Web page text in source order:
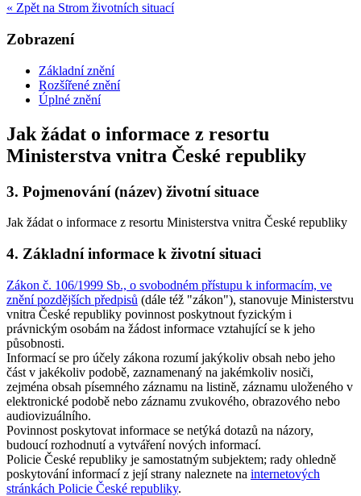
« Zpět na Strom životních situací
Zobrazení
Základní znění
Rozšířené znění
Úplné znění
Jak žádat o informace z resortu
Ministerstva vnitra České republiky
3. Pojmenování (název) životní situace
Jak žádat o informace z resortu Ministerstva vnitra České republiky
4. Základní informace k životní situaci
Zákon č. 106/1999 Sb., o svobodném přístupu k informacím, ve
znění pozdějších předpisů (dále též "zákon"), stanovuje Ministerstvu
vnitra České republiky povinnost poskytnout fyzickým i
právnickým osobám na žádost informace vztahující se k jeho
působnosti.
Informací se pro účely zákona rozumí jakýkoliv obsah nebo jeho
část v jakékoliv podobě, zaznamenaný na jakémkoliv nosiči,
zejména obsah písemného záznamu na listině, záznamu uloženého v
elektronické podobě nebo záznamu zvukového, obrazového nebo
audiovizuálního.
Povinnost poskytovat informace se netýká dotazů na názory,
budoucí rozhodnutí a vytváření nových informací.
Policie České republiky je samostatným subjektem; rady ohledně
poskytování informací z její strany naleznete na internetových
stránkách Policie České republiky.